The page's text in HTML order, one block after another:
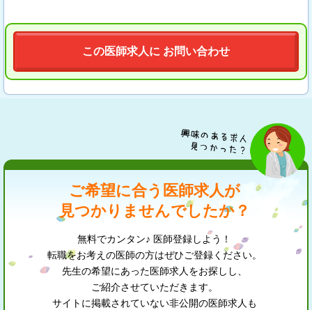
この医師求人に お問い合わせ
ご希望に合う医師求人が
見つかりませんでしたか？
無料でカンタン♪ 医師登録しよう！
転職をお考えの医師の方はぜひご登録ください。
先生の希望にあった医師求人をお探しし、
ご紹介させていただきます。
サイトに掲載されていない非公開の医師求人も